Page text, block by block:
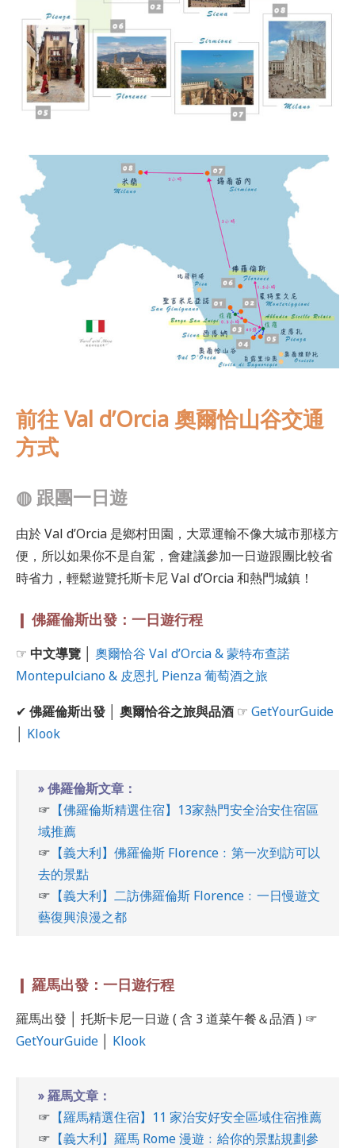
前往 Val d’Orcia 奧爾恰山谷交通
方式
◍ 跟團一日遊
由於 Val d’Orcia 是鄉村田園，大眾運輸不像大城市那樣方
便，所以如果你不是自駕，會建議參加一日遊跟團比較省
時省力，輕鬆遊覽托斯卡尼 Val d’Orcia 和熱門城鎮！
❙ 佛羅倫斯出發：一日遊行程
☞ 中文導覽 │ 奧爾恰谷 Val d’Orcia & 蒙特布查諾
Montepulciano & 皮恩扎 Pienza 葡萄酒之旅
✔ 佛羅倫斯出發 │ 奧爾恰谷之旅與品酒 ☞ GetYourGuide
Klook
» 佛羅倫斯文章：
☞ 【佛羅倫斯精選住宿】13家熱門安全治安住宿區
域推薦
☞ 【義大利】佛羅倫斯 Florence﹕第一次到訪可以
去的景點
☞ 【義大利】二訪佛羅倫斯 Florence﹕一日慢遊文
藝復興浪漫之都
❙ 羅馬出發：一日遊行程
羅馬出發 │ 托斯卡尼一日遊 ( 含 3 道菜午餐＆品酒 ) ☞
GetYourGuide
Klook
» 羅馬文章：
☞ 【羅馬精選住宿】11 家治安好安全區域住宿推薦
☞ 【義大利】羅馬 Rome 漫遊﹕給你的景點規劃參